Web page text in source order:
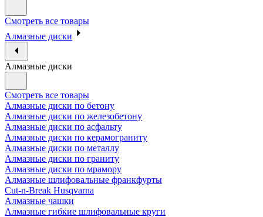
Смотреть все товары
Алмазные диски
Алмазные диски
Смотреть все товары
Алмазные диски по бетону
Алмазные диски по железобетону
Алмазные диски по асфальту
Алмазные диски по керамограниту
Алмазные диски по металлу
Алмазные диски по граниту
Алмазные диски по мрамору
Алмазные шлифовальные франкфурты
Cut-n-Break Husqvarna
Алмазные чашки
Алмазные гибкие шлифовальные круги